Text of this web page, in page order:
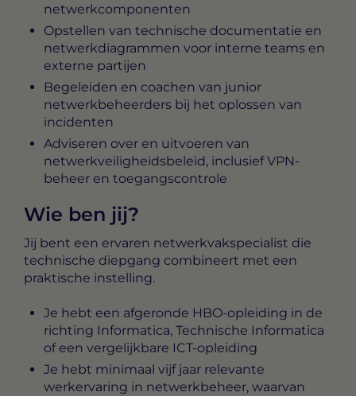
netwerkcomponenten
Opstellen van technische documentatie en
netwerkdiagrammen voor interne teams en
externe partijen
Begeleiden en coachen van junior
netwerkbeheerders bij het oplossen van
incidenten
Adviseren over en uitvoeren van
netwerkveiligheidsbeleid, inclusief VPN-
beheer en toegangscontrole
Wie ben jij?
Jij bent een ervaren netwerkvakspecialist die
technische diepgang combineert met een
praktische instelling.
Je hebt een afgeronde HBO-opleiding in de
richting Informatica, Technische Informatica
of een vergelijkbare ICT-opleiding
Je hebt minimaal vijf jaar relevante
werkervaring in netwerkbeheer, waarvan